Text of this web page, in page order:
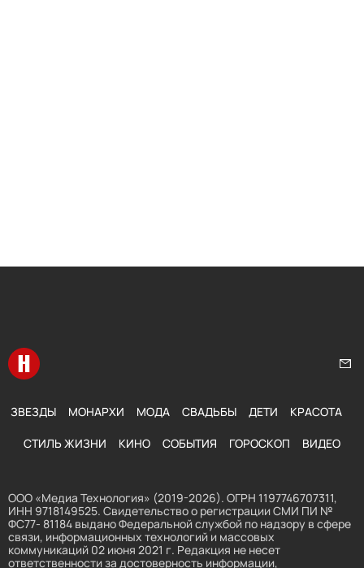
Перейти на главную
ЗВЕЗДЫ МОНАРХИ МОДА СВАДЬБЫ ДЕТИ КРАСОТА
СТИЛЬ ЖИЗНИ КИНО СОБЫТИЯ ГОРОСКОП ВИДЕО
ООО «Медиа Технология» (2019-2026). ОГРН 1197746707311,
ИНН 9718149525. Свидетельство о регистрации СМИ ПИ №
ФС77- 81184 выдано Федеральной службой по надзору в сфере
связи, информационных технологий и массовых
коммуникаций 02 июня 2021 г. Редакция не несет
ответственности за достоверность информации,